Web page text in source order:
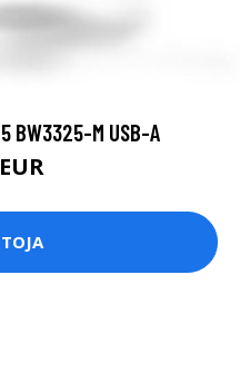
BW3325-M USB-A